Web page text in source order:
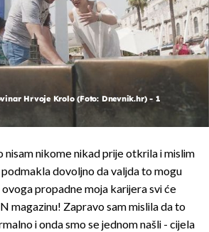
Hrvoje Krolo (Foto: Dnevnik.hr) - 1
nikome nikad prije otkrila i mislim
dovoljno da valjda to mogu
propadne moja karijera svi će
magazinu! Zapravo sam mislila da to
i onda smo se jednom našli - cijela